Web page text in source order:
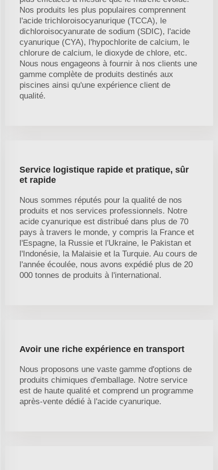
Nos produits les plus populaires comprennent
l'acide trichloroisocyanurique (TCCA), le
dichloroisocyanurate de sodium (SDIC), l'acide
cyanurique (CYA), l'hypochlorite de calcium, le
chlorure de calcium, le dioxyde de chlore, etc.
Nous nous engageons à fournir à nos clients une
gamme complète de produits destinés aux
piscines ainsi qu'une expérience client de
qualité.
Service logistique rapide et pratique, sûr
et rapide
Nous sommes réputés pour la qualité de nos
produits et nos services professionnels. Notre
acide cyanurique est distribué dans plus de 70
pays à travers le monde, y compris la France et
l'Espagne, la Russie et l'Ukraine, le Pakistan et
l'Indonésie, la Malaisie et la Turquie. Au cours de
l'année écoulée, nous avons expédié plus de 20
000 tonnes de produits à l'international.
Avoir une riche expérience en transport
Nous proposons une vaste gamme d'options de
produits chimiques d'emballage. Notre service
est de haute qualité et comprend un programme
après-vente dédié à l'acide cyanurique.